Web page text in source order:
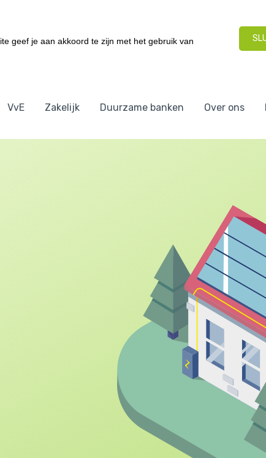
geef je aan akkoord te zijn met het gebruik van
VvE Zakelijk Duurzame banken Over ons